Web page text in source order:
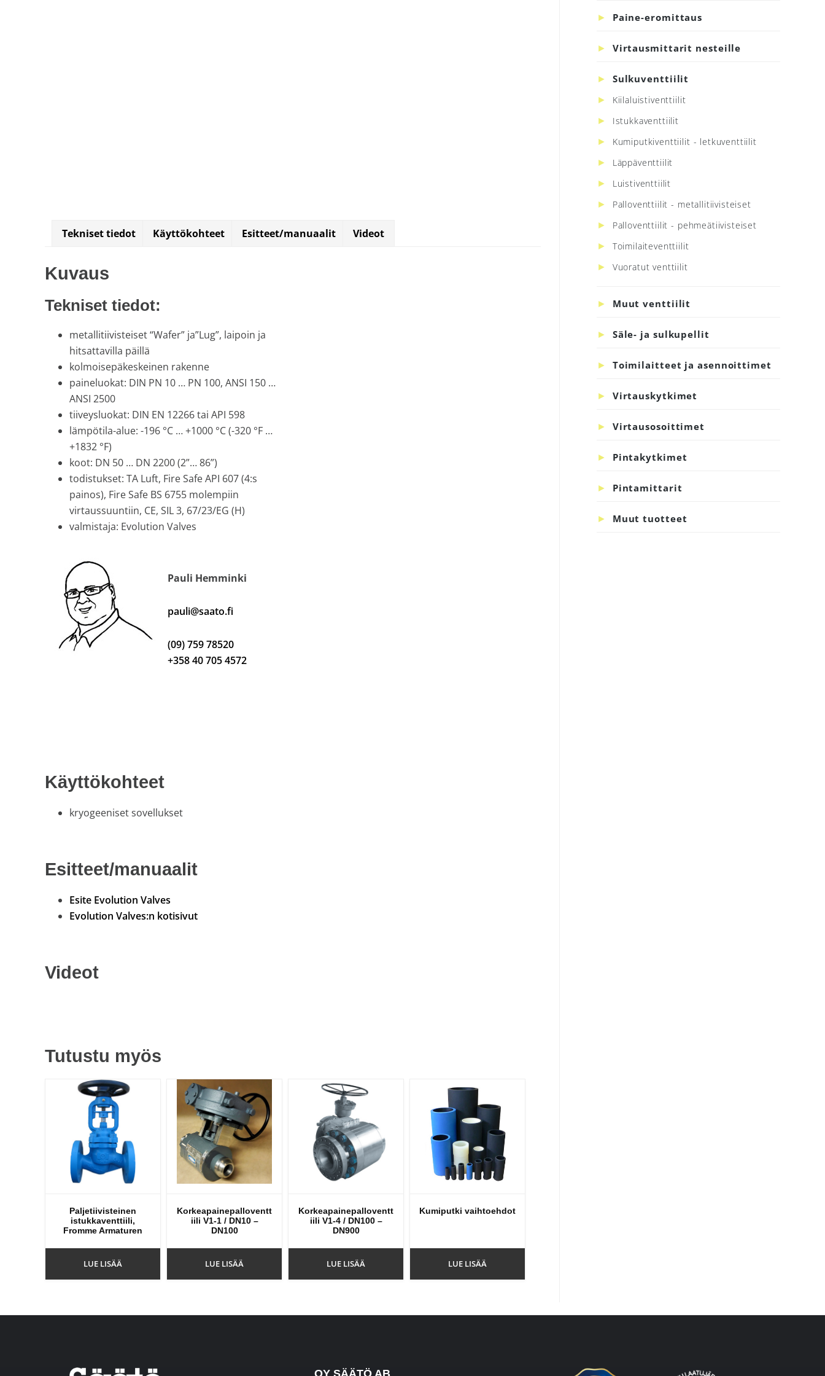
Tekniset tiedot Käyttökohteet Esitteet/manuaalit Videot
Kuvaus
Tekniset tiedot:
metallitiivisteiset “Wafer” ja”Lug”, laipoin ja
hitsattavilla päillä
kolmoisepäkeskeinen rakenne
paineluokat: DIN PN 10 … PN 100, ANSI 150 …
ANSI 2500
tiiveysluokat: DIN EN 12266 tai API 598
lämpötila-alue: -196 °C … +1000 °C (-320 °F …
+1832 °F)
koot: DN 50 … DN 2200 (2”… 86”)
todistukset: TA Luft, Fire Safe API 607 (4:s
painos), Fire Safe BS 6755 molempiin
virtaussuuntiin, CE, SIL 3, 67/23/EG (H)
valmistaja: Evolution Valves
Pauli Hemminki
pauli@saato.fi
(09) 759 78520
+358 40 705 4572
Käyttökohteet
kryogeeniset sovellukset
Esitteet/manuaalit
Esite Evolution Valves
Evolution Valves:n kotisivut
Videot
Tutustu myös
Paljetiivisteinen
istukkaventtiili,
Fromme Armaturen
LUE LISÄÄ
Korkeapainepalloventt
iili V1-1 / DN10 –
DN100
LUE LISÄÄ
Korkeapainepalloventt
iili V1-4 / DN100 –
DN900
LUE LISÄÄ
Kumiputki vaihtoehdot
LUE LISÄÄ
Paine-eromittaus
Virtausmittarit nesteille
Sulkuventtiilit
Kiilaluistiventtiilit
Istukkaventtiilit
Kumiputkiventtiilit - letkuventtiilit
Läppäventtiilit
Luistiventtiilit
Palloventtiilit - metallitiivisteiset
Palloventtiilit - pehmeätiivisteiset
Toimilaiteventtiilit
Vuoratut venttiilit
Muut venttiilit
Säle- ja sulkupellit
Toimilaitteet ja asennoittimet
Virtauskytkimet
Virtausosoittimet
Pintakytkimet
Pintamittarit
Muut tuotteet
OY SÄÄTÖ AB